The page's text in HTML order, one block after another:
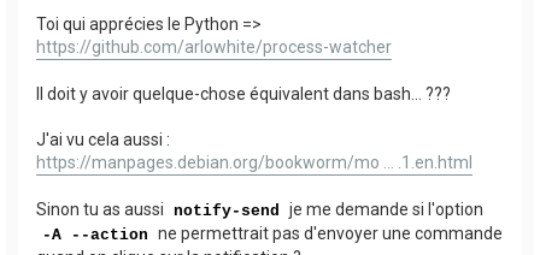
Toi qui apprécies le Python =>
https://github.com/arlowhite/process-watcher
Il doit y avoir quelque-chose équivalent dans bash... ???
J'ai vu cela aussi :
https://manpages.debian.org/bookworm/mo ... .1.en.html
Sinon tu as aussi notify-send je me demande si l'option
-A --action ne permettrait pas d'envoyer une commande